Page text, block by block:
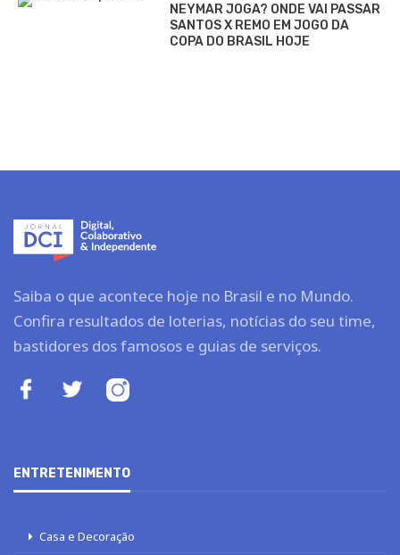
NEYMAR JOGA? ONDE VAI PASSAR
SANTOS X REMO EM JOGO DA
COPA DO BRASIL HOJE
Saiba o que acontece hoje no Brasil e no Mundo.
Confira resultados de loterias, notícias do seu time,
bastidores dos famosos e guias de serviços.
ENTRETENIMENTO
Casa e Decoração